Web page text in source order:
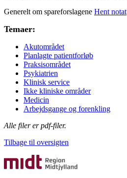
Generelt om spareforslagene Hent notat
Temaer:
Akutområdet
Planlagte patientforløb
Praksisområdet
Psykiatrien
Klinisk service
Ikke kliniske områder
Medicin
Arbejdsgange og forenkling
Alle filer er pdf-filer.
Tilbage til oversigten